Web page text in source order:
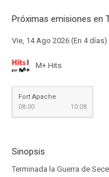
Próximas emisiones en
Vie, 14 Ago 2026 (En 4 días)
M+ Hits
Fort Apache
08:00
10:08
Sinopsis
Terminada la Guerra de